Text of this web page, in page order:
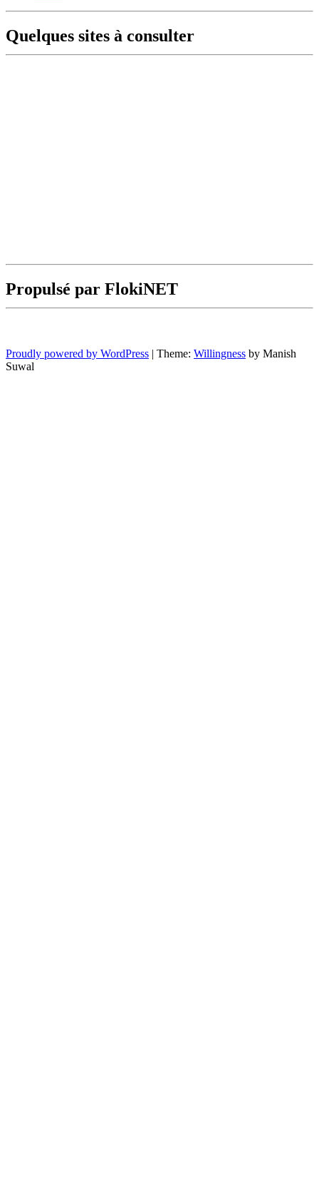
Quelques sites à consulter
Propulsé par FlokiNET
Proudly powered by WordPress | Theme: Willingness by Manish
Suwal